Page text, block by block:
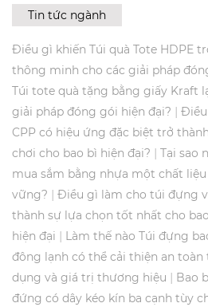
Tin tức ngành
Điều gì khiến Túi quà Tote HDPE
thông minh cho các giải pháp
Túi tote quà tặng bằng giấy Kraft
giải pháp đóng gói hiện đại? | Điều
CPP có hiệu ứng đặc biệt trở
chơi cho bao bì hiện đại? | Tại sao
mua sắm bằng nhựa một chất
vững? | Điều gì làm cho túi đựng
thành sự lựa chọn tốt nhất cho
hiện đại | Làm thế nào Túi đựng
đông lạnh có thể cải thiện an
dụng và giá trị thương hiệu | Bao
đứng có dây kéo kín ba cạnh tùy